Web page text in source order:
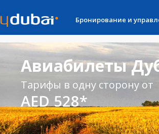
Бронирование и
Авиабилеты
Тарифы в одну сторону от
AED 528*